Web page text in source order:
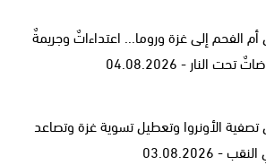
أم الفحم إلى غزة وروما... اعتداءاتٌ وجريمةٌ
النار - 04.08.2026
تصفية الأونروا وتعطيل تسوية غزة وتصاعد
03.08.2026